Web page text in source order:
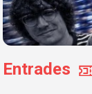
Entrades